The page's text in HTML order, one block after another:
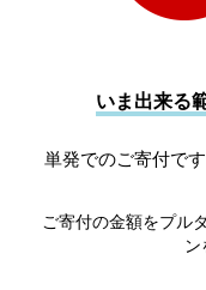
いま出来る
単発でのご寄付で
ご寄付の金額をプル
ン